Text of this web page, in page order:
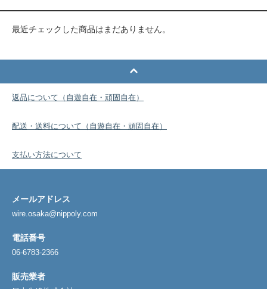
最近チェックした商品はまだありません。
返品について（自遊自在・頑固自在）
配送・送料について（自遊自在・頑固自在）
支払い方法について
メールアドレス
wire.osaka@nippoly.com
電話番号
06-6783-2366
販売業者